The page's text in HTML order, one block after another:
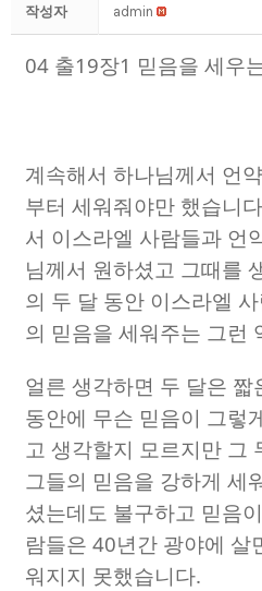
작성자 admin
04 출19장1 믿음을 세우
계속해서 하나님께서 언
부터 세워줘야만 했습니다
서 이스라엘 사람들과 언
님께서 원하셨고 그때를
의 두 달 동안 이스라엘
의 믿음을 세워주는 그런
얼른 생각하면 두 달은
동안에 무슨 믿음이 그렇
고 생각할지 모르지만 그
그들의 믿음을 강하게 세
셨는데도 불구하고 믿음
람들은 40년간 광야에 살
워지지 못했습니다.